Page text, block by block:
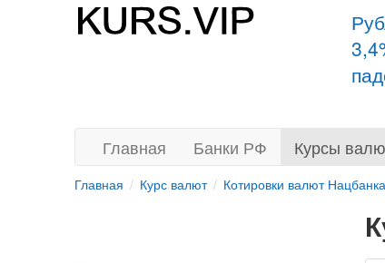
Главная Банки РФ Курсы
Главная Курс валют Котировки валют